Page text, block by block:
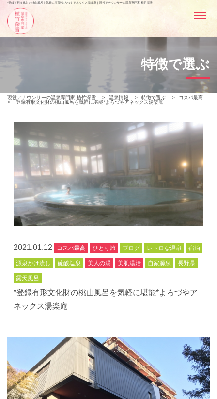
*登録有形文化財の桃山風呂を気軽に堪能*よろづやアネックス湯楽庵 | 現役アナウンサーの温泉専門家 植竹深雪
特徴で選ぶ
現役アナウンサーの温泉専門家 植竹深雪 > 温泉情報 > 特徴で選ぶ >
コスパ最高
>
*登録有形文化財の桃山風呂を気軽に堪能*よろづやアネックス湯楽庵
2021.01.12 コスパ最高 ひとり旅 ブログ レトロな温泉 宿泊
源泉かけ流し 硫酸塩泉 美人の湯 美肌湯治 自家源泉 長野県
露天風呂
*登録有形文化財の桃山風呂を気軽に堪能*よろづやア
ネックス湯楽庵